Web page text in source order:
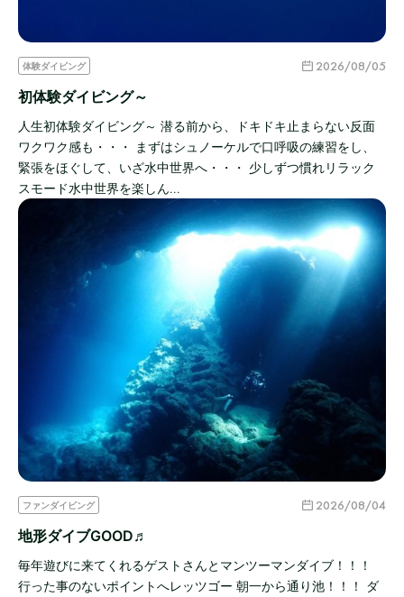
体験ダイビング 2026/08/05
初体験ダイビング～
人生初体験ダイビング～ 潜る前から、ドキドキ止まらない反面
ワクワク感も・・・ まずはシュノーケルで口呼吸の練習をし、
緊張をほぐして、いざ水中世界へ・・・ 少しずつ慣れリラック
スモード水中世界を楽しん…
ファンダイビング 2026/08/04
地形ダイブGOOD♬
毎年遊びに来てくれるゲストさんとマンツーマンダイブ！！！
行った事のないポイントへレッツゴー 朝一から通り池！！！ ダ